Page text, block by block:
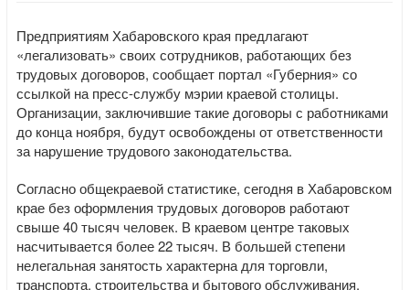
Предприятиям Хабаровского края предлагают
«легализовать» своих сотрудников, работающих без
трудовых договоров, сообщает портал «Губерния» со
ссылкой на пресс-службу мэрии краевой столицы.
Организации, заключившие такие договоры с работниками
до конца ноября, будут освобождены от ответственности
за нарушение трудового законодательства.
Согласно общекраевой статистике, сегодня в Хабаровском
крае без оформления трудовых договоров работают
свыше 40 тысяч человек. В краевом центре таковых
насчитывается более 22 тысяч. В большей степени
нелегальная занятость характерна для торговли,
транспорта, строительства и бытового обслуживания.